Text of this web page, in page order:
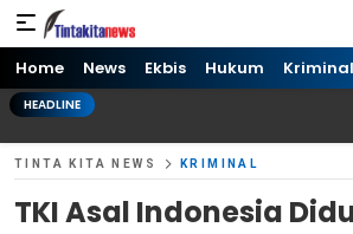
Tinta kita News
Informasi Terkini
Home News Ekbis Hukum Kriminal
HEADLINE
TINTA KITA NEWS KRIMINAL
TKI Asal Indonesia